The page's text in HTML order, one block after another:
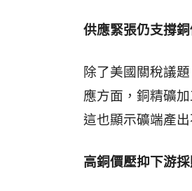
供應緊張仍支撐銅
除了美國關稅議
應方面，銅精礦
這也顯示礦端產
高銅價壓抑下游